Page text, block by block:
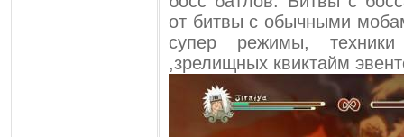
от битвы с обычными
супер режимы,
,зрелищных квиктайм